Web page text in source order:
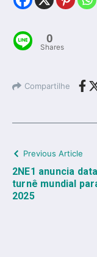
0
Shares
Compartilhe
Previous Article
2NE1 anuncia
turnê mundial
2025